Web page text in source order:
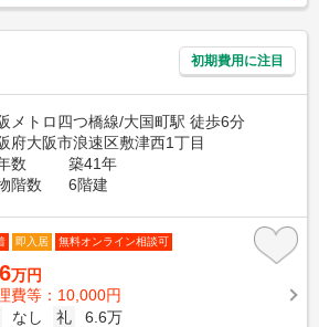
初期費用に注目
メトロ四つ橋線/大国町駅 徒歩6分
府大阪市浪速区敷津西1丁目
数
築41年
階数
6階建
即入居 無料オンライン相談可
万円
費等：10,000円
なし 礼
6.6万